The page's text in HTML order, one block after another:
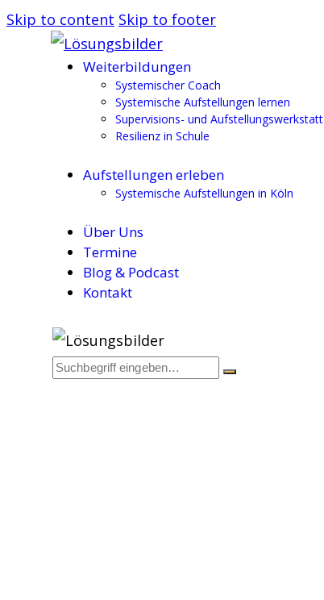
Skip to content Skip to footer
Weiterbildungen
Systemischer Coach
Systemische Aufstellungen lernen
Supervisions- und Aufstellungswerkstatt
Resilienz in Schule
Aufstellungen erleben
Systemische Aufstellungen in Köln
Über Uns
Termine
Blog & Podcast
Kontakt